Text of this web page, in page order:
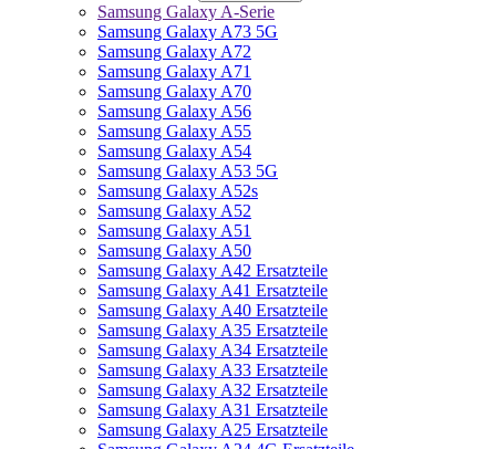
Samsung Galaxy A-Serie
Samsung Galaxy A73 5G
Samsung Galaxy A72
Samsung Galaxy A71
Samsung Galaxy A70
Samsung Galaxy A56
Samsung Galaxy A55
Samsung Galaxy A54
Samsung Galaxy A53 5G
Samsung Galaxy A52s
Samsung Galaxy A52
Samsung Galaxy A51
Samsung Galaxy A50
Samsung Galaxy A42 Ersatzteile
Samsung Galaxy A41 Ersatzteile
Samsung Galaxy A40 Ersatzteile
Samsung Galaxy A35 Ersatzteile
Samsung Galaxy A34 Ersatzteile
Samsung Galaxy A33 Ersatzteile
Samsung Galaxy A32 Ersatzteile
Samsung Galaxy A31 Ersatzteile
Samsung Galaxy A25 Ersatzteile